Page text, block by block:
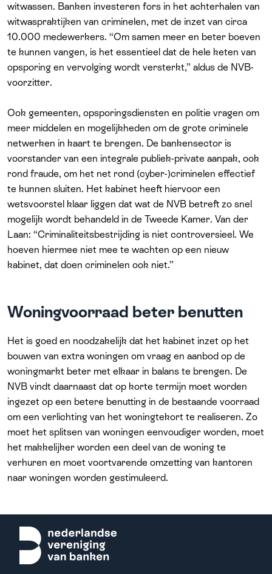
witwassen. Banken investeren fors in het achterhalen van
witwaspraktijken van criminelen, met de inzet van circa
10.000 medewerkers. “Om samen meer en beter boeven
te kunnen vangen, is het essentieel dat de hele keten van
opsporing en vervolging wordt versterkt,” aldus de NVB-
voorzitter.
Ook gemeenten, opsporingsdiensten en politie vragen om
meer middelen en mogelijkheden om de grote criminele
netwerken in kaart te brengen. De bankensector is
voorstander van een integrale publiek-private aanpak, ook
rond fraude, om het net rond (cyber-)criminelen effectief
te kunnen sluiten. Het kabinet heeft hiervoor een
wetsvoorstel klaar liggen dat wat de NVB betreft zo snel
mogelijk wordt behandeld in de Tweede Kamer. Van der
Laan: “Criminaliteitsbestrijding is niet controversieel. We
hoeven hiermee niet mee te wachten op een nieuw
kabinet, dat doen criminelen ook niet.”
Woningvoorraad beter benutten
Het is goed en noodzakelijk dat het kabinet inzet op het
bouwen van extra woningen om vraag en aanbod op de
woningmarkt beter met elkaar in balans te brengen. De
NVB vindt daarnaast dat op korte termijn moet worden
ingezet op een betere benutting in de bestaande voorraad
om een verlichting van het woningtekort te realiseren. Zo
moet het splitsen van woningen eenvoudiger worden, moet
het makkelijker worden een deel van de woning te
verhuren en moet voortvarende omzetting van kantoren
naar woningen worden gestimuleerd.